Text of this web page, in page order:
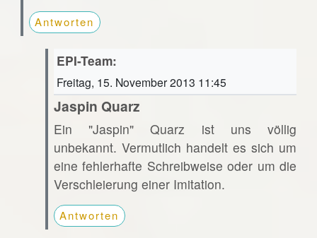
Antworten
EPI-Team:
Freitag, 15. November 2013 11:45
Jaspin Quarz
Ein "Jaspin" Quarz ist uns völlig
unbekannt. Vermutlich handelt es sich um
eine fehlerhafte Schreibweise oder um die
Verschleierung einer Imitation.
Antworten